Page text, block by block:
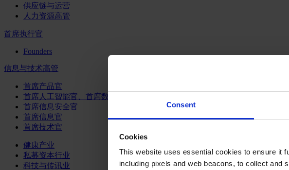
Consent
Cookies
This website uses essential cookies to ensure it
including pixels and web beacons, to collect and
供应链与运营
人力资源高管
首席执行官
Founders
信息与技术高管
首席产品官
首席人工智能官、首席数据官和首席数据解析官
首席信息安全官
首席信息官
首席技术官
健康产业
私募资本行业
科技与传讯业